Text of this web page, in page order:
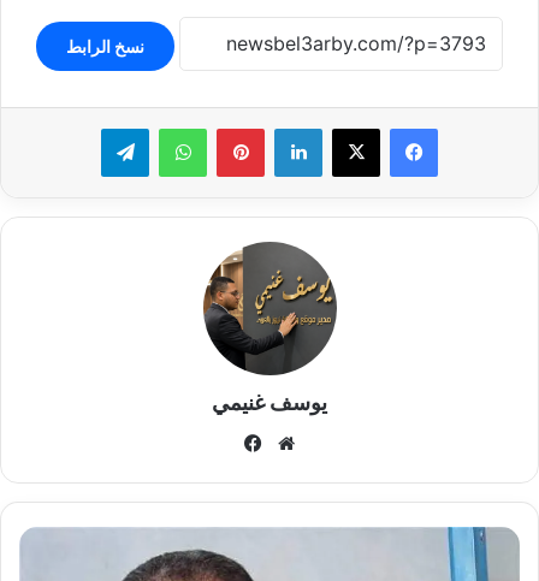
نسخ الرابط
لينكدإن بينتيريستواتساب تيلقرام
يوسف غنيمي
موقع
طلعت
يوسف